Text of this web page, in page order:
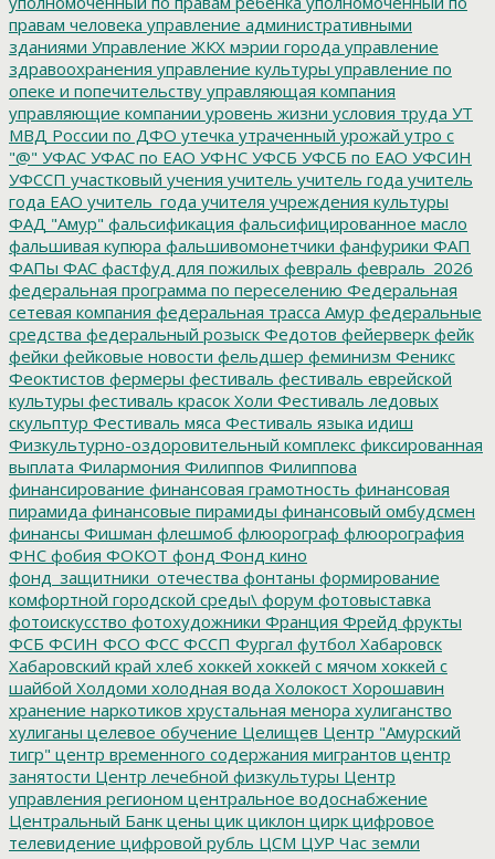
правам человека управление административными
зданиями Управление ЖКХ мэрии города управление
здравоохранения управление культуры управление по
опеке и попечительству управляющая компания
управляющие компании уровень жизни условия труда УТ
МВД России по ДФО утечка утраченный урожай утро с
"@" УФАС УФАС по ЕАО УФНС УФСБ УФСБ по ЕАО УФСИН
УФССП участковый учения учитель учитель года учитель
года ЕАО учитель_года учителя учреждения культуры
ФАД "Амур" фальсификация фальсифицированное масло
фальшивая купюра фальшивомонетчики фанфурики ФАП
ФАПы ФАС фастфуд для пожилых февраль февраль_2026
федеральная программа по переселению Федеральная
сетевая компания федеральная трасса Амур федеральные
средства федеральный розыск Федотов фейерверк фейк
фейки фейковые новости фельдшер феминизм Феникс
Феоктистов фермеры фестиваль фестиваль еврейской
культуры фестиваль красок Холи Фестиваль ледовых
скульптур Фестиваль мяса Фестиваль языка идиш
Физкультурно-оздоровительный комплекс фиксированная
выплата Филармония Филиппов Филиппова
финансирование финансовая грамотность финансовая
пирамида финансовые пирамиды финансовый омбудсмен
финансы Фишман флешмоб флюорограф флюорография
ФНС фобия ФОКОТ фонд Фонд кино
фонд_защитники_отечества фонтаны формирование
комфортной городской среды\ форум фотовыставка
фотоискусство фотохудожники Франция Фрейд фрукты
ФСБ ФСИН ФСО ФСС ФССП Фургал футбол Хабаровск
Хабаровский край хлеб хоккей хоккей с мячом хоккей с
шайбой Холдоми холодная вода Холокост Хорошавин
хранение наркотиков хрустальная менора хулиганство
хулиганы целевое обучение Целищев Центр "Амурский
тигр" центр временного содержания мигрантов центр
занятости Центр лечебной физкультуры Центр
управления регионом центральное водоснабжение
Центральный Банк цены цик циклон цирк цифровое
телевидение цифровой рубль ЦСМ ЦУР Час земли